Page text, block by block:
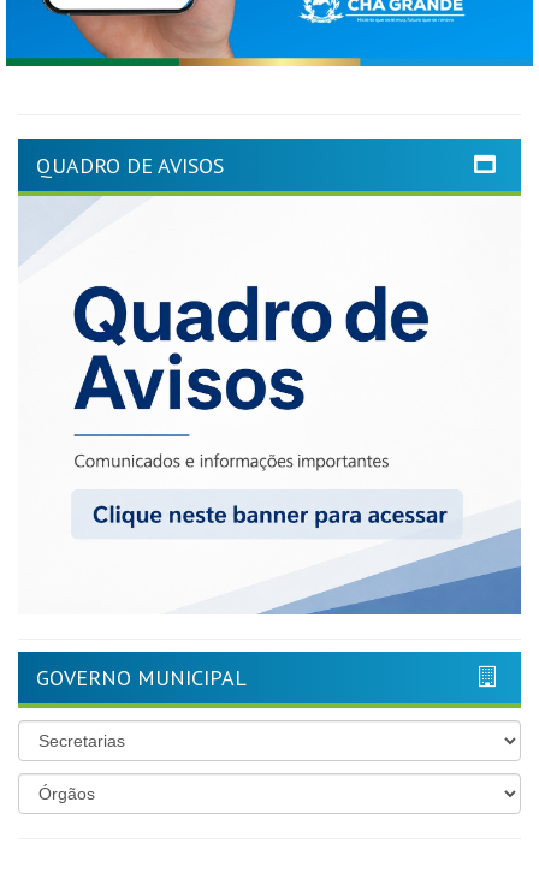
QUADRO DE AVISOS
GOVERNO MUNICIPAL